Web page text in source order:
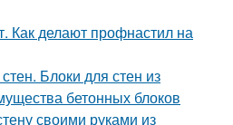
Как делают профнастил на
Блоки для стен из
бетонных блоков
своими руками из